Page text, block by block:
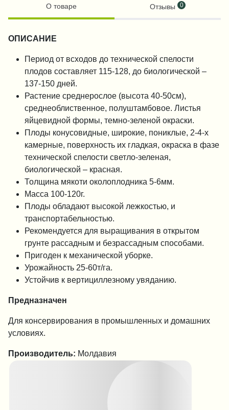
О товаре Отзывы 0
ОПИСАНИЕ
Период от всходов до технической спелости
плодов составляет 115-128, до биологической –
137-150 дней.
Растение среднерослое (высота 40-50см),
среднеоблиственное, полуштамбовое. Листья
яйцевидной формы, темно-зеленой окраски.
Плоды конусовидные, широкие, пониклые, 2-4-х
камерные, поверхность их гладкая, окраска в фазе
технической спелости светло-зеленая,
биологической – красная.
Толщина мякоти околоплодника 5-6мм.
Масса 100-120г.
Плоды обладают высокой лежкостью, и
транспортабельностью.
Рекомендуется для выращивания в открытом
грунте рассадным и безрассадным способами.
Пригоден к механической уборке.
Урожайность 25-60т/га.
Устойчив к вертициллезному увяданию.
Предназначен
Для консервирования в промышленных и домашних
условиях.
Производитель: Молдавия